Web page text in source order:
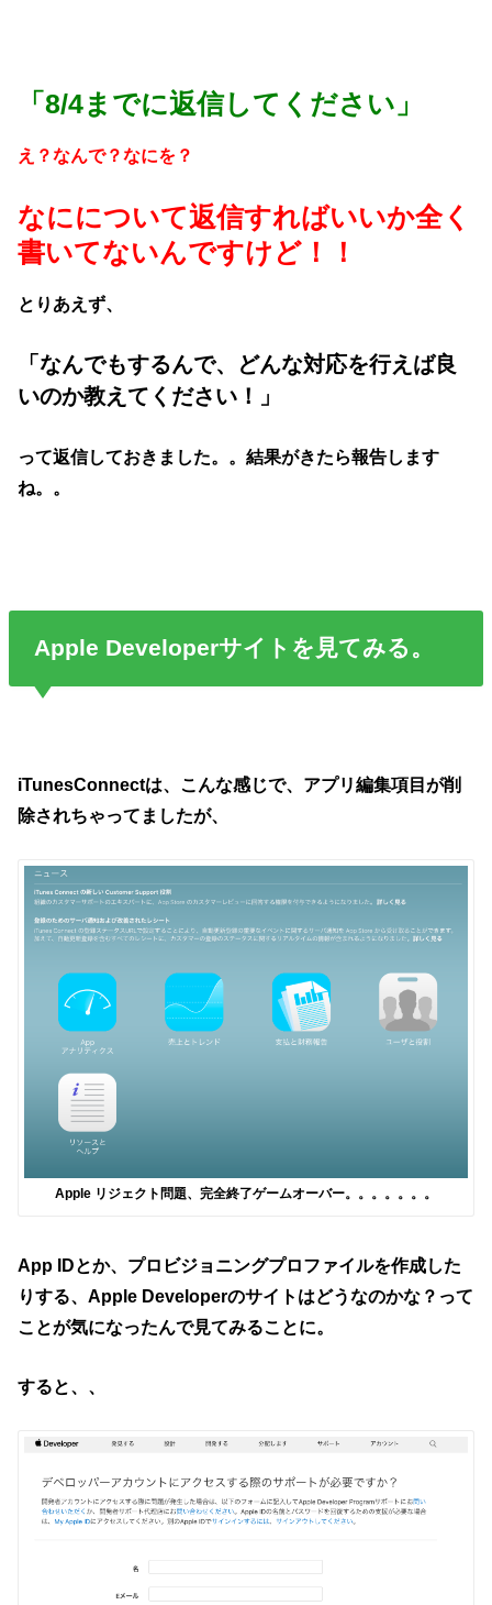
「8/4までに返信してください」
え？なんで？なにを？
なにについて返信すればいいか全く
書いてないんですけど！！
とりあえず、
「なんでもするんで、どんな対応を行えば良
いのか教えてください！」
って返信しておきました。。結果がきたら報告します
ね。。
Apple Developerサイトを見てみる。
iTunesConnectは、こんな感じで、アプリ編集項目が削
除されちゃってましたが、
Apple リジェクト問題、完全終了ゲームオーバー。。。。。。。
App IDとか、プロビジョニングプロファイルを作成した
りする、Apple Developerのサイトはどうなのかな？って
ことが気になったんで見てみることに。
すると、、